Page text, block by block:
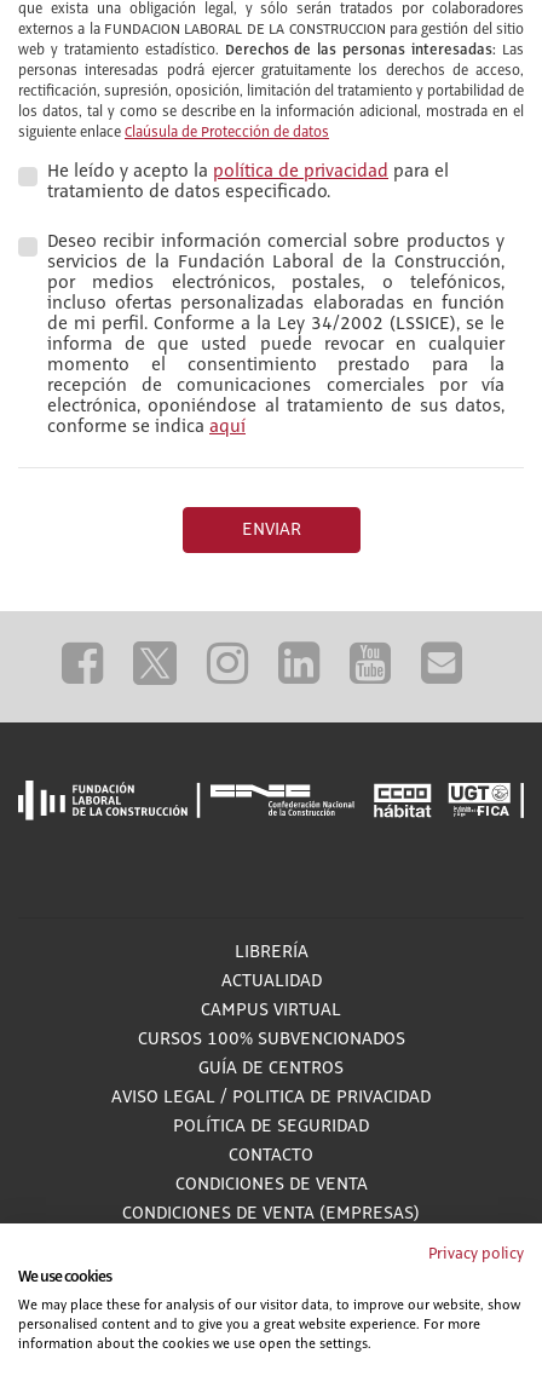
que exista una obligación legal, y sólo serán tratados por colaboradores
externos a la FUNDACION LABORAL DE LA CONSTRUCCION para gestión del sitio
web y tratamiento estadístico. Derechos de las personas interesadas: Las
personas interesadas podrá ejercer gratuitamente los derechos de acceso,
rectificación, supresión, oposición, limitación del tratamiento y portabilidad de
los datos, tal y como se describe en la información adicional, mostrada en el
siguiente enlace Claúsula de Protección de datos
He leído y acepto la política de privacidad para el
tratamiento de datos especificado.
Deseo recibir información comercial sobre productos y
servicios de la Fundación Laboral de la Construcción,
por medios electrónicos, postales, o telefónicos,
incluso ofertas personalizadas elaboradas en función
de mi perfil. Conforme a la Ley 34/2002 (LSSICE), se le
informa de que usted puede revocar en cualquier
momento el consentimiento prestado para la
recepción de comunicaciones comerciales por vía
electrónica, oponiéndose al tratamiento de sus datos,
conforme se indica aquí
ENVIAR
LIBRERÍA
ACTUALIDAD
CAMPUS VIRTUAL
CURSOS 100% SUBVENCIONADOS
GUÍA DE CENTROS
AVISO LEGAL / POLITICA DE PRIVACIDAD
POLÍTICA DE SEGURIDAD
CONTACTO
CONDICIONES DE VENTA
CONDICIONES DE VENTA (EMPRESAS)
ALCANCE GESTIÓN DE DOCUMENTACIÓN
900 81 33 55
Privacy policy
We use cookies
We may place these for analysis of our visitor data, to improve our website, show
personalised content and to give you a great website experience. For more
information about the cookies we use open the settings.